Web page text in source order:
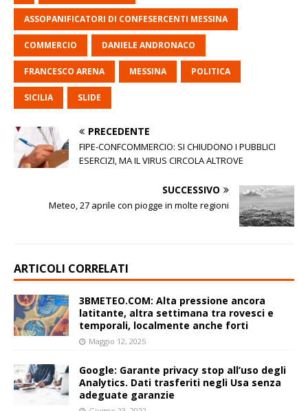
ASSOPANIFICATORI DI CONFESERCENTI MESSINA
COMMERCIO DANIELE ANDRONACO
FRANCESCO ARENA MESSINA POLITICA
SICILIA SLIDE
PRECEDENTE
FIPE-CONFCOMMERCIO: SI CHIUDONO I PUBBLICI
ESERCIZI, MA IL VIRUS CIRCOLA ALTROVE
SUCCESSIVO
Meteo, 27 aprile con piogge in molte regioni
ARTICOLI CORRELATI
3BMETEO.COM: Alta pressione ancora
latitante, altra settimana tra rovesci e
temporali, localmente anche forti
Maggio 12, 2025
Google: Garante privacy stop all’uso degli
Analytics. Dati trasferiti negli Usa senza
adeguate garanzie